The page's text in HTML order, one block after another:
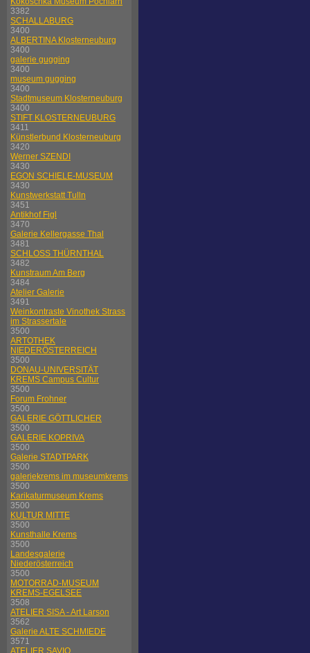
3382
SCHALLABURG
3400
ALBERTINA Klosterneuburg
3400
galerie gugging
3400
museum gugging
3400
Stadtmuseum Klosterneuburg
3400
STIFT KLOSTERNEUBURG
3411
Künstlerbund Klosterneuburg
3420
Werner SZENDI
3430
EGON SCHIELE-MUSEUM
3430
Kunstwerkstatt Tulln
3451
Antikhof Figl
3470
Galerie Kellergasse Thal
3481
SCHLOSS THÜRNTHAL
3482
Kunstraum Am Berg
3484
Atelier Galerie
3491
Weinkontraste Vinothek Strass
im Strassertale
3500
ARTOTHEK
NIEDERÖSTERREICH
3500
DONAU-UNIVERSITÄT
KREMS Campus Cultur
3500
Forum Frohner
3500
GALERIE GÖTTLICHER
3500
GALERIE KOPRIVA
3500
Galerie STADTPARK
3500
galeriekrems im museumkrems
3500
Karikaturmuseum Krems
3500
KULTUR MITTE
3500
Kunsthalle Krems
3500
Landesgalerie
Niederösterreich
3500
MOTORRAD-MUSEUM
KREMS-EGELSEE
3508
ATELIER SISA - Art Larson
3562
Galerie ALTE SCHMIEDE
3571
ATELIER SAVIO